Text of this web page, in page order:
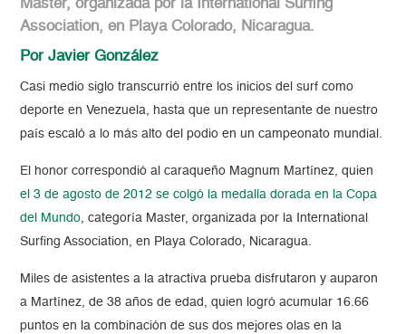
Master, organizada por la International Surfing
Association, en Playa Colorado, Nicaragua.
Por Javier González
Casi medio siglo transcurrió entre los inicios del surf como
deporte en Venezuela, hasta que un representante de nuestro
país escaló a lo más alto del podio en un campeonato mundial.
El honor correspondió al caraqueño Magnum Martínez, quien
el 3 de agosto de 2012 se colgó la medalla dorada en la Copa
del Mundo, categoría Master, organizada por la International
Surfing Association, en Playa Colorado, Nicaragua.
Miles de asistentes a la atractiva prueba disfrutaron y auparon
a Martínez, de 38 años de edad, quien logró acumular 16.66
puntos en la combinación de sus dos mejores olas en la